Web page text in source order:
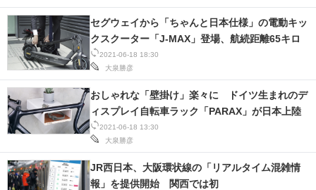
進化するPCとデバイスの未来
好きが集まる 比べて選べる
ビジネスと働き方のヒント
AI活用のいまが分かる
企業ITのトレンドを詳説
経営リーダーのコミュニティ
2021-06-18 18:30
大泉勝彦
セグウェイから「ちゃんと日本仕様」の電動キッ
クスクーター「J-MAX」登場、航続距離65キロ
2021-06-18 13:30
大泉勝彦
おしゃれな「壁掛け」楽々に ドイツ生まれのデ
ィスプレイ自転車ラック「PARAX」が日本上陸
JR西日本、大阪環状線の「リアルタイム混雑情
報」を提供開始 関西では初